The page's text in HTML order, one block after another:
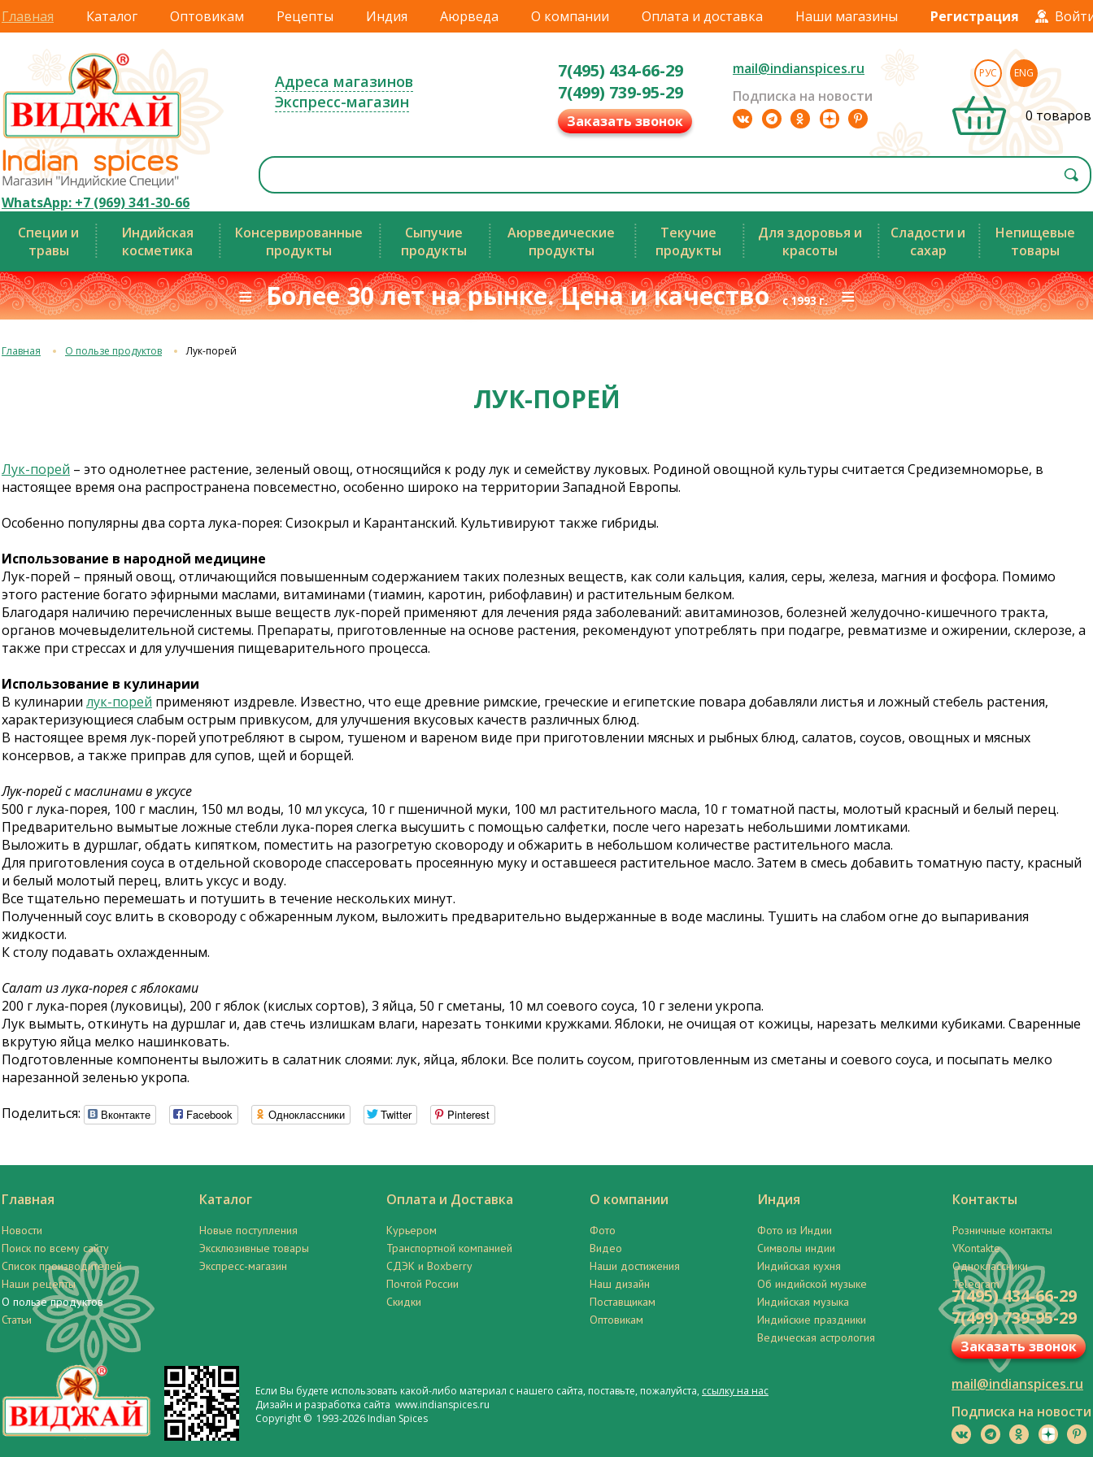
Главная Каталог Оптовикам Рецепты Индия Аюрведа О компании Оплата и доставка Наши магазины Регистрация
WhatsApp: +7 (969) 341-30-66
Адреса магазинов
Экспресс-магазин
7(495) 434-66-29
7(499) 739-95-29
Заказать звонок
mail@indianspices.ru
Подписка на новости
РУС ENG
0 товаров
Специи и
травы
Индийская
косметика
Консервированные
продукты
Сыпучие
продукты
Аюрведические
продукты
Текучие
продукты
Для здоровья и
красоты
Сладости и
сахар
Непищевые
товары
≡ Более 30 лет на рынке. Цена и качествос 1993 г.≡
Главная О пользе продуктов Лук-порей
ЛУК-ПОРЕЙ
Лук-порей – это однолетнее растение, зеленый овощ, относящийся к роду лук и семейству луковых. Родиной овощной культуры считается Средиземноморье, в
настоящее время она распространена повсеместно, особенно широко на территории Западной Европы.
Особенно популярны два сорта лука-порея: Сизокрыл и Карантанский. Культивируют также гибриды.
Использование в народной медицине
Лук-порей – пряный овощ, отличающийся повышенным содержанием таких полезных веществ, как соли кальция, калия, серы, железа, магния и фосфора. Помимо
этого растение богато эфирными маслами, витаминами (тиамин, каротин, рибофлавин) и растительным белком.
Благодаря наличию перечисленных выше веществ лук-порей применяют для лечения ряда заболеваний: авитаминозов, болезней желудочно-кишечного тракта,
органов мочевыделительной системы. Препараты, приготовленные на основе растения, рекомендуют употреблять при подагре, ревматизме и ожирении, склерозе, а
также при стрессах и для улучшения пищеварительного процесса.
Использование в кулинарии
В кулинарии лук-порей применяют издревле. Известно, что еще древние римские, греческие и египетские повара добавляли листья и ложный стебель растения,
характеризующиеся слабым острым привкусом, для улучшения вкусовых качеств различных блюд.
В настоящее время лук-порей употребляют в сыром, тушеном и вареном виде при приготовлении мясных и рыбных блюд, салатов, соусов, овощных и мясных
консервов, а также приправ для супов, щей и борщей.
Лук-порей с маслинами в уксусе
500 г лука-порея, 100 г маслин, 150 мл воды, 10 мл уксуса, 10 г пшеничной муки, 100 мл растительного масла, 10 г томатной пасты, молотый красный и белый перец.
Предварительно вымытые ложные стебли лука-порея слегка высушить с помощью салфетки, после чего нарезать небольшими ломтиками.
Выложить в дуршлаг, обдать кипятком, поместить на разогретую сковороду и обжарить в небольшом количестве растительного масла.
Для приготовления соуса в отдельной сковороде спассеровать просеянную муку и оставшееся растительное масло. Затем в смесь добавить томатную пасту, красный
и белый молотый перец, влить уксус и воду.
Все тщательно перемешать и потушить в течение нескольких минут.
Полученный соус влить в сковороду с обжаренным луком, выложить предварительно выдержанные в воде маслины. Тушить на слабом огне до выпаривания
жидкости.
К столу подавать охлажденным.
Салат из лука-порея с яблоками
200 г лука-порея (луковицы), 200 г яблок (кислых сортов), 3 яйца, 50 г сметаны, 10 мл соевого соуса, 10 г зелени укропа.
Лук вымыть, откинуть на дуршлаг и, дав стечь излишкам влаги, нарезать тонкими кружками. Яблоки, не очищая от кожицы, нарезать мелкими кубиками. Сваренные
вкрутую яйца мелко нашинковать.
Подготовленные компоненты выложить в салатник слоями: лук, яйца, яблоки. Все полить соусом, приготовленным из сметаны и соевого соуса, и посыпать мелко
нарезанной зеленью укропа.
Поделиться:
Вконтакте Facebook Одноклассники Twitter Pinterest
Главная
Новости
Поиск по всему сайту
Список производителей
Наши рецепты
О пользе продуктов
Статьи
Каталог
Новые поступления
Эксклюзивные товары
Экспресс-магазин
Оплата и Доставка
Курьером
Транспортной компанией
СДЭК и Boxberry
Почтой России
Скидки
О компании
Фото
Видео
Наши достижения
Наш дизайн
Поставщикам
Оптовикам
Индия
Фото из Индии
Символы индии
Индийская кухня
Об индийской музыке
Индийская музыка
Индийские праздники
Ведическая астрология
Контакты
Розничные контакты
VKontakte
Одноклассники
Telegram
Если Вы будете использовать какой-либо материал с нашего сайта, поставьте, пожалуйста, ссылку на нас
Дизайн и разработка сайта www.indianspices.ru
Copyright © 1993-2026 Indian Spices
7(495) 434-66-29
7(499) 739-95-29
Заказать звонок
mail@indianspices.ru
Подписка на новости